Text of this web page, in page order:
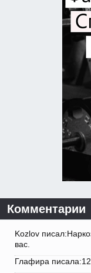
Комментарии
Kozlov
вас.
Глафира